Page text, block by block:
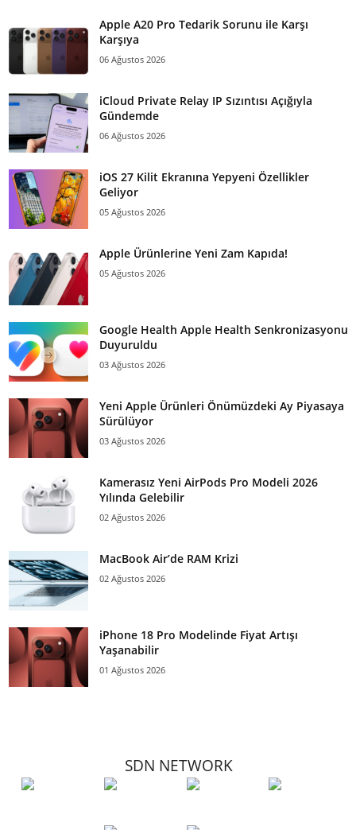
Apple A20 Pro Tedarik Sorunu ile Karşı
Karşıya
06 Ağustos 2026
iCloud Private Relay IP Sızıntısı Açığıyla
Gündemde
06 Ağustos 2026
iOS 27 Kilit Ekranına Yepyeni Özellikler
Geliyor
05 Ağustos 2026
Apple Ürünlerine Yeni Zam Kapıda!
05 Ağustos 2026
Google Health Apple Health Senkronizasyonu
Duyuruldu
03 Ağustos 2026
Yeni Apple Ürünleri Önümüzdeki Ay Piyasaya
Sürülüyor
03 Ağustos 2026
Kamerasız Yeni AirPods Pro Modeli 2026
Yılında Gelebilir
02 Ağustos 2026
MacBook Air’de RAM Krizi
02 Ağustos 2026
iPhone 18 Pro Modelinde Fiyat Artışı
Yaşanabilir
01 Ağustos 2026
SDN NETWORK